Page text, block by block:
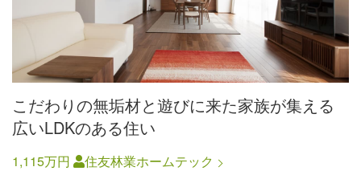
こだわりの無垢材と遊びに来た家族が集える
広いLDKのある住い
1,115万円 住友林業ホームテック